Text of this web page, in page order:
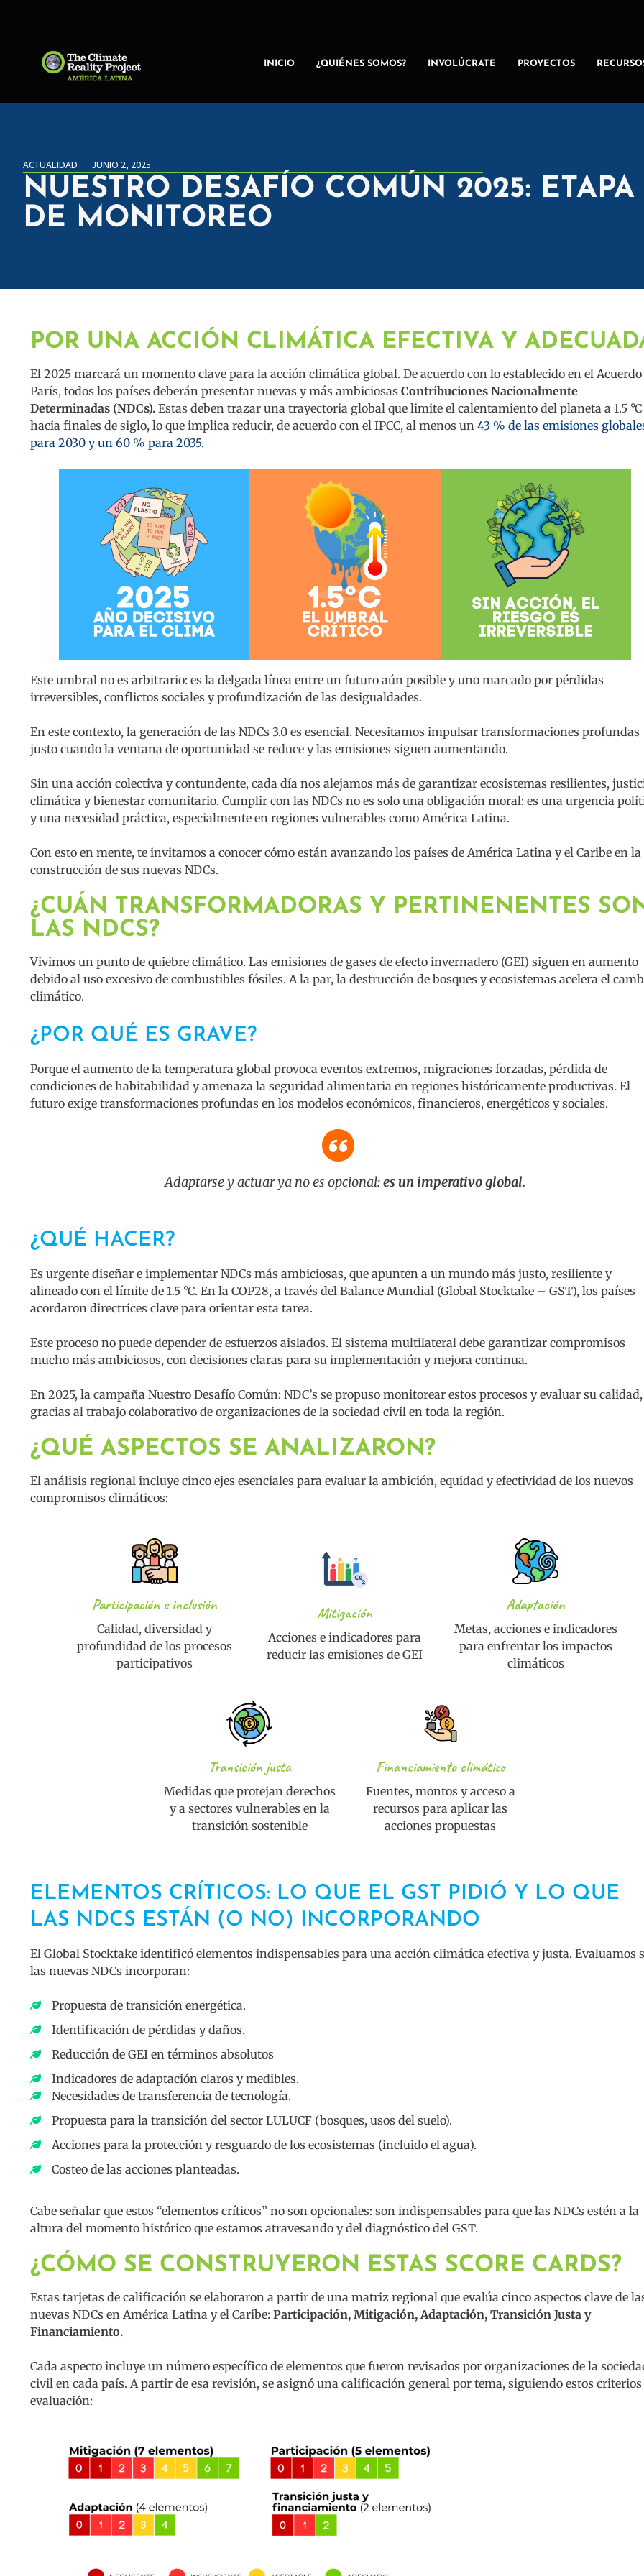
INICIO ¿QUIÉNES SOMOS? INVOLÚCRATE PROYECTOS
ACTUALIDAD JUNIO 2, 2025
NUESTRO DESAFÍO COMÚN 2025: ETAPA
DE MONITOREO
POR UNA ACCIÓN CLIMÁTICA EFECTIVA Y
El 2025 marcará un momento clave para la acción climática global. De acuerdo con lo establecido en el Acuerdo
París, todos los países deberán presentar nuevas y más ambiciosas Contribuciones Nacionalmente
Determinadas (NDCs). Estas deben trazar una trayectoria global que limite el calentamiento del planeta a 1.5 °C
hacia finales de siglo, lo que implica reducir, de acuerdo con el IPCC, al menos un 43 % de las emisiones
para 2030 y un 60 % para 2035.
Este umbral no es arbitrario: es la delgada línea entre un futuro aún posible y uno marcado por pérdidas
irreversibles, conflictos sociales y profundización de las desigualdades.
En este contexto, la generación de las NDCs 3.0 es esencial. Necesitamos impulsar transformaciones profundas
justo cuando la ventana de oportunidad se reduce y las emisiones siguen aumentando.
Sin una acción colectiva y contundente, cada día nos alejamos más de garantizar ecosistemas resilientes,
climática y bienestar comunitario. Cumplir con las NDCs no es solo una obligación moral: es una urgencia
y una necesidad práctica, especialmente en regiones vulnerables como América Latina.
Con esto en mente, te invitamos a conocer cómo están avanzando los países de América Latina y el Caribe en la
construcción de sus nuevas NDCs.
¿CUÁN TRANSFORMADORAS Y PERTINENENTES
LAS NDCS?
Vivimos un punto de quiebre climático. Las emisiones de gases de efecto invernadero (GEI) siguen en aumento
debido al uso excesivo de combustibles fósiles. A la par, la destrucción de bosques y ecosistemas acelera el
climático.
¿POR QUÉ ES GRAVE?
Porque el aumento de la temperatura global provoca eventos extremos, migraciones forzadas, pérdida de
condiciones de habitabilidad y amenaza la seguridad alimentaria en regiones históricamente productivas. El
futuro exige transformaciones profundas en los modelos económicos, financieros, energéticos y sociales.
Adaptarse y actuar ya no es opcional:es un imperativo global.
¿QUÉ HACER?
Es urgente diseñar e implementar NDCs más ambiciosas, que apunten a un mundo más justo, resiliente y
alineado con el límite de 1.5 °C. En la COP28, a través del Balance Mundial (Global Stocktake – GST), los países
acordaron directrices clave para orientar esta tarea.
Este proceso no puede depender de esfuerzos aislados. El sistema multilateral debe garantizar compromisos
mucho más ambiciosos, con decisiones claras para su implementación y mejora continua.
En 2025, la campaña Nuestro Desafío Común: NDC’s se propuso monitorear estos procesos y evaluar su calidad,
gracias al trabajo colaborativo de organizaciones de la sociedad civil en toda la región.
¿QUÉ ASPECTOS SE ANALIZARON?
El análisis regional incluye cinco ejes esenciales para evaluar la ambición, equidad y efectividad de los nuevos
compromisos climáticos:
Participación e inclusión
Calidad, diversidad y
profundidad de los procesos
participativos
Mitigación
Acciones e indicadores para
reducir las emisiones de GEI
Adaptación
Metas, acciones e indicadores
para enfrentar los impactos
climáticos
Transición justa
Medidas que protejan derechos
y a sectores vulnerables en la
transición sostenible
Financiamiento climático
Fuentes, montos y acceso a
recursos para aplicar las
acciones propuestas
ELEMENTOS CRÍTICOS: LO QUE EL GST PIDIÓ Y LO QUE
LAS NDCS ESTÁN (O NO) INCORPORANDO
El Global Stocktake identificó elementos indispensables para una acción climática efectiva y justa. Evaluamos
las nuevas NDCs incorporan:
Propuesta de transición energética.
Identificación de pérdidas y daños.
Reducción de GEI en términos absolutos
Indicadores de adaptación claros y medibles.
Necesidades de transferencia de tecnología.
Propuesta para la transición del sector LULUCF (bosques, usos del suelo).
Acciones para la protección y resguardo de los ecosistemas (incluido el agua).
Costeo de las acciones planteadas.
Cabe señalar que estos “elementos críticos” no son opcionales: son indispensables para que las NDCs estén a la
altura del momento histórico que estamos atravesando y del diagnóstico del GST.
¿CÓMO SE CONSTRUYERON ESTAS SCORE CARDS?
Estas tarjetas de calificación se elaboraron a partir de una matriz regional que evalúa cinco aspectos clave de
nuevas NDCs en América Latina y el Caribe: Participación, Mitigación, Adaptación, Transición Justa y
Financiamiento.
Cada aspecto incluye un número específico de elementos que fueron revisados por organizaciones de la
civil en cada país. A partir de esa revisión, se asignó una calificación general por tema, siguiendo estos criterios
evaluación: